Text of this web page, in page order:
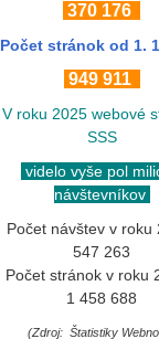
370 176
Počet stránok od 1.
949 911
V roku 2025 webové
SSS
videlo vyše pol
návštevníkov
Počet návštev v roku
547 263
Počet stránok v roku
1 458 688
(Zdroj: Štatistiky